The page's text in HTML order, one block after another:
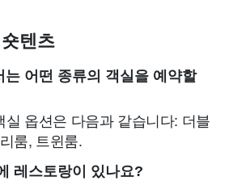
텐츠
는 어떤 종류의 객실을 예약할
옵션은 다음과 같습니다: 더블
룸, 트윈룸.
레스토랑이 있나요?